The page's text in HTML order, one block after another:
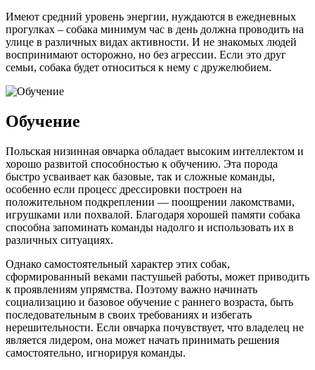
Имеют средний уровень энергии, нуждаются в ежедневных
прогулках – собака минимум час в день должна проводить на
улице в различных видах активности. И не знакомых людей
воспринимают осторожно, но без агрессии. Если это друг
семьи, собака будет относиться к нему с дружелюбием.
Обучение
Польская низинная овчарка обладает высоким интеллектом и
хорошо развитой способностью к обучению. Эта порода
быстро усваивает как базовые, так и сложные команды,
особенно если процесс дрессировки построен на
положительном подкреплении — поощрении лакомствами,
игрушками или похвалой. Благодаря хорошей памяти собака
способна запоминать команды надолго и использовать их в
различных ситуациях.
Однако самостоятельный характер этих собак,
сформированный веками пастушьей работы, может приводить
к проявлениям упрямства. Поэтому важно начинать
социализацию и базовое обучение с раннего возраста, быть
последовательным в своих требованиях и избегать
нерешительности. Если овчарка почувствует, что владелец не
является лидером, она может начать принимать решения
самостоятельно, игнорируя команды.